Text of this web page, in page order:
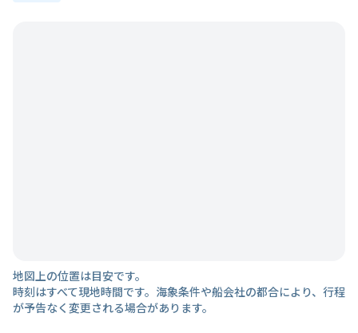
地図上の位置は目安です。
時刻はすべて現地時間です。海象条件や船会社の都合により、行程
が予告なく変更される場合があります。